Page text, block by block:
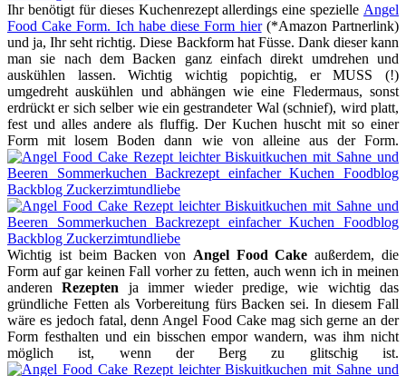
Ihr benötigt für dieses Kuchenrezept allerdings eine spezielle Angel
Food Cake Form. Ich habe diese Form hier(*Amazon Partnerlink)
und ja, Ihr seht richtig. Diese Backform hat Füsse. Dank dieser kann
man sie nach dem Backen ganz einfach direkt umdrehen und
auskühlen lassen. Wichtig wichtig popichtig, er MUSS (!)
umgedreht auskühlen und abhängen wie eine Fledermaus, sonst
erdrückt er sich selber wie ein gestrandeter Wal (schnief), wird platt,
fest und alles andere als fluffig. Der Kuchen huscht mit so einer
Form mit losem Boden dann wie von alleine aus der Form.
Wichtig ist beim Backen von Angel Food Cake außerdem, die
Form auf gar keinen Fall vorher zu fetten, auch wenn ich in meinen
anderenRezepten ja immer wieder predige, wie wichtig das
gründliche Fetten als Vorbereitung fürs Backen sei. In diesem Fall
wäre es jedoch fatal, denn Angel Food Cake mag sich gerne an der
Form festhalten und ein bisschen empor wandern, was ihm nicht
möglich ist, wenn der Berg zu glitschig ist.